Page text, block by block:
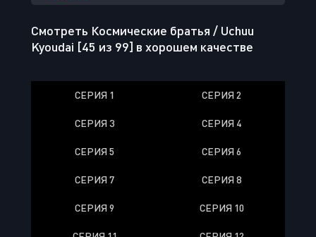
Смотреть Космические братья / Uchuu
Kyoudai [45 из 99] в хорошем качестве
СЕРИЯ 1 СЕРИЯ 2
СЕРИЯ 3 СЕРИЯ 4
СЕРИЯ 5 СЕРИЯ 6
СЕРИЯ 7 СЕРИЯ 8
СЕРИЯ 9 СЕРИЯ 10